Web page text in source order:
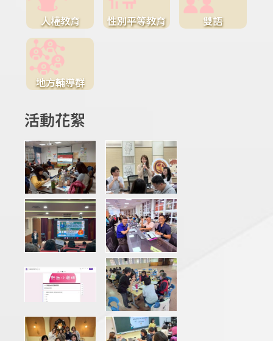
人權教育 性別平等教育 雙語
地方輔導群
活動花絮